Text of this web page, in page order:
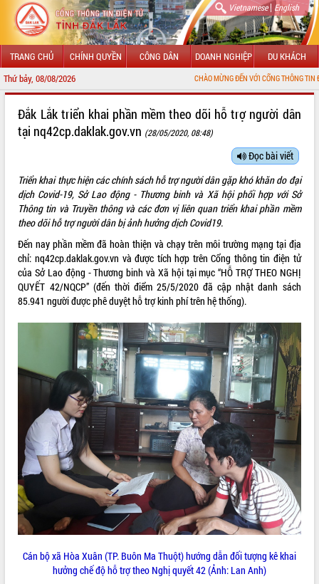
Vietnamese| English
TRANG CHỦ CHÍNH QUYỀN CÔNG DÂN DOANH NGHIỆP DU KHÁCH
Thứ bảy, 08/08/2026 CHÀO MỪNG ĐẾN VỚI CỔNG THÔNG TIN ĐIỆN TỬ TỈNH
GIỚI THIỆU
LÃNH ĐẠO UBND TỈNH
SỞ, BAN, NGÀNH
UBND CÁC XÃ, PHƯỜNG
THÔNG TIN CHỈ ĐẠO ĐIỀU HÀNH
HỆ THỐNG VĂN BẢN
VĂN BẢN HĐND TỈNH
QUY HOẠCH - KẾ HOẠCH
Đắk Lắk triển khai phần mềm theo dõi hỗ trợ người dân
tại nq42cp.daklak.gov.vn (28/05/2020, 08:48)
Đọc bài viết
Triển khai thực hiện các chính sách hỗ trợ người dân gặp khó khăn do đại
dịch Covid-19, Sở Lao động - Thương binh và Xã hội phối hợp với Sở
Thông tin và Truyền thông và các đơn vị liên quan triển khai phần mềm
theo dõi hỗ trợ người dân bị ảnh hưởng dịch Covid19.
Đến nay phần mềm đã hoàn thiện và chạy trên môi trường mạng tại địa
chỉ: nq42cp.daklak.gov.vn và được tích hợp trên Cổng thông tin điện tử
của Sở Lao động - Thương binh và Xã hội tại mục “HỖ TRỢ THEO NGHỊ
QUYẾT 42/NQCP” (đến thời điểm 25/5/2020 đã cập nhật danh sách
85.941 người được phê duyệt hỗ trợ kinh phí trên hệ thống).
Cán bộ xã Hòa Xuân (TP. Buôn Ma Thuột) hướng dẫn đối tượng kê khai
hưởng chế độ hỗ trợ theo Nghị quyết 42 (Ảnh: Lan Anh)